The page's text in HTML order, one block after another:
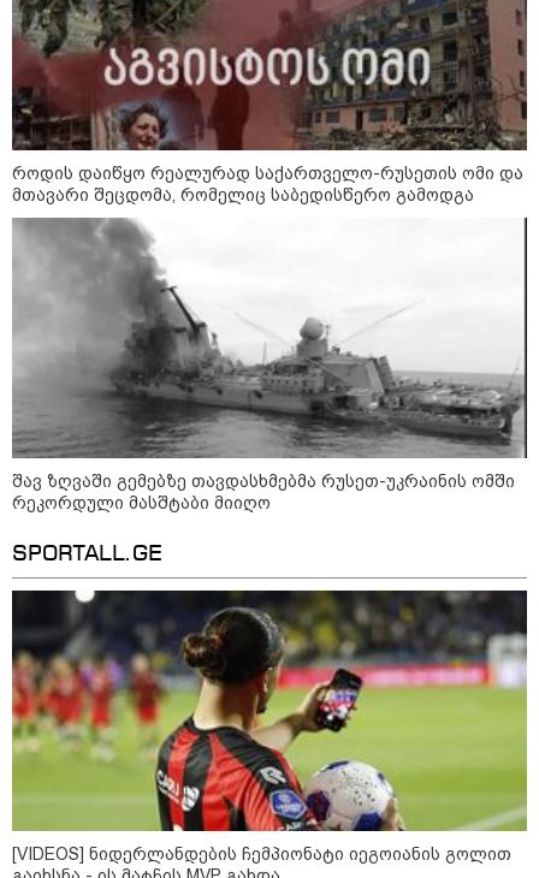
დიმიტრი მედვედევი -
დასავლეთმა საქართველო ჩვენ
წინააღმდეგ გეოპოლიტიკური
ბრძოლის უგუნურ იარაღად
გამოიყენა იმ მომენტში, როდესაც
ეს მისთვის ხელსაყრელი იყო
დავით ღვინჯილია გიორგი
ნიკა გვარამია ირაკლი კობახიძის
განცხადებაზე - აი, ეს არის
სამშობლოს ღალატი -
ნამდვილად, უტყუარად და არა
მხოლოდ პოლიტიკურ, ემოციურ
განზომილებებში, არამედ
სამართლებრივადაც
ალექსანდრ ვუჩიჩი - სერბეთი
უკრაინის ტერიტორიულ
მოზაიკა
როდის დაიწყო რეალურად საქართველო-რუსეთის ომი და
მთავარი შეცდომა, რომელიც საბედისწერო გამოდგა
შავ ზღვაში გემებზე თავდასხმებმა რუსეთ-უკრაინის ომში
რეკორდული მასშტაბი მიიღო
SPORTALL.GE
[VIDEOS] ნიდერლანდების ჩემპიონატი იეგოიანის გოლით